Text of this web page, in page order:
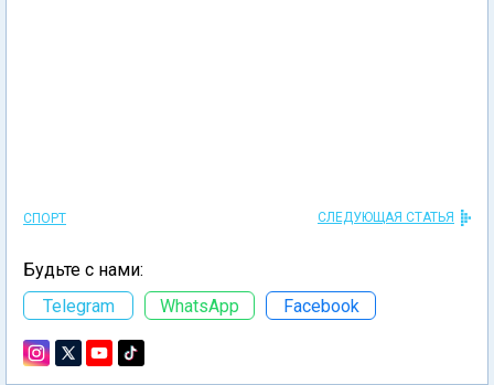
СПОРТ СЛЕДУЮЩАЯ СТАТЬЯ
Будьте с нами:
Telegram
WhatsApp Facebook